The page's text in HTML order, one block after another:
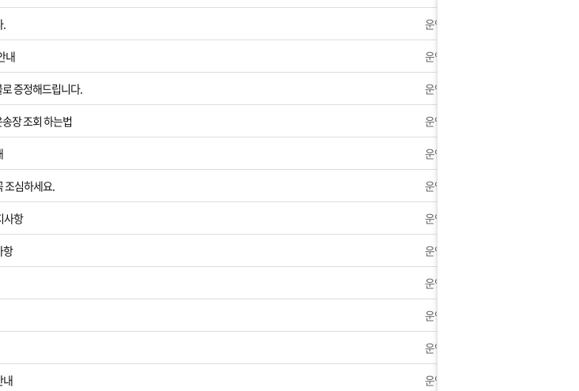
[광복절] 8월 택배 없는 날&광복절 택배 휴무 안내
[ios앱 오픈]아이폰 고객 앱설치 가능합니다.
[2023추석 연휴] 9월28일~10월1일 휴무안내.
[사은품 추가]전제품 사은품 추가했습니다.
. 운영자
내 운영자
증정해드립니다. 운영자
장 조회 하는법 운영자
운영자
조심하세요. 운영자
사항 운영자
항 운영자
운영자
운영자
운영자
내 운영자